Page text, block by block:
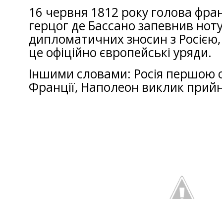
16 червня 1812 року голова
герцог де Бассано запевнив
дипломатичних зносин з
це офіційно європейські уряди.
Іншими словами: Росія першою
Франції, Наполеон виклик